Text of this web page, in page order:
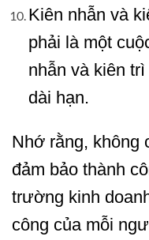
Kiên nhẫn và
phải là một
nhẫn và kiên
dài hạn.
Nhớ rằng, không
đảm bảo thành
trường kinh
công của mỗi